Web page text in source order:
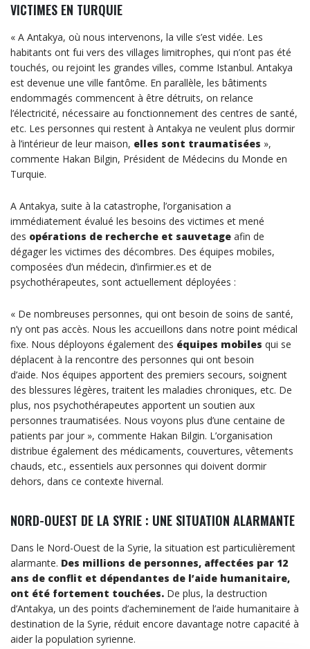
VICTIMES EN TURQUIE
« A Antakya, où nous intervenons, la ville s’est vidée. Les
habitants ont fui vers des villages limitrophes, qui n’ont pas été
touchés, ou rejoint les grandes villes, comme Istanbul. Antakya
est devenue une ville fantôme. En parallèle, les bâtiments
endommagés commencent à être détruits, on relance
l’électricité, nécessaire au fonctionnement des centres de santé,
etc. Les personnes qui restent à Antakya ne veulent plus dormir
à l’intérieur de leur maison, elles sont traumatisées »,
commente Hakan Bilgin, Président de Médecins du Monde en
Turquie.
A Antakya, suite à la catastrophe, l’organisation a
immédiatement évalué les besoins des victimes et mené
des opérations de recherche et sauvetage afin de
dégager les victimes des décombres. Des équipes mobiles,
composées d’un médecin, d’infirmier.es et de
psychothérapeutes, sont actuellement déployées :
« De nombreuses personnes, qui ont besoin de soins de santé,
n’y ont pas accès. Nous les accueillons dans notre point médical
fixe. Nous déployons également des équipes mobiles qui se
déplacent à la rencontre des personnes qui ont besoin
d’aide. Nos équipes apportent des premiers secours, soignent
des blessures légères, traitent les maladies chroniques, etc. De
plus, nos psychothérapeutes apportent un soutien aux
personnes traumatisées. Nous voyons plus d’une centaine de
patients par jour », commente Hakan Bilgin. L’organisation
distribue également des médicaments, couvertures, vêtements
chauds, etc., essentiels aux personnes qui doivent dormir
dehors, dans ce contexte hivernal.
NORD-OUEST DE LA SYRIE : UNE SITUATION ALARMANTE
Dans le Nord-Ouest de la Syrie, la situation est particulièrement
alarmante. Des millions de personnes, affectées par 12
ans de conflit et dépendantes de l’aide humanitaire,
ont été fortement touchées. De plus, la destruction
d’Antakya, un des points d’acheminement de l’aide humanitaire à
destination de la Syrie, réduit encore davantage notre capacité à
aider la population syrienne.